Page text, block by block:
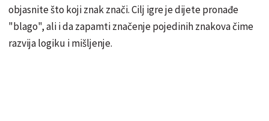
objasnite što koji znak znači. Cilj igre je dijete pronađe
"blago", ali i da zapamti značenje pojedinih znakova čime
razvija logiku i mišljenje.